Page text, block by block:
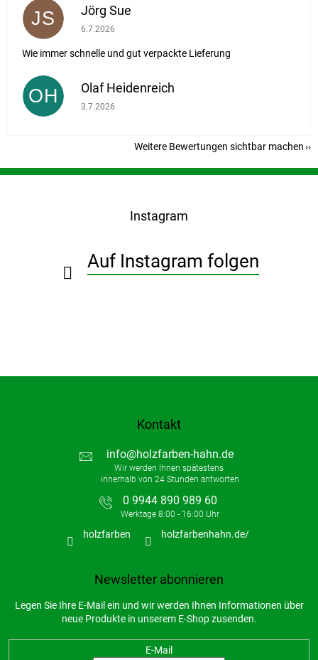
JS Jörg Sue
Die Shop-Bewertung beträgt 5 von 5 Sternen.
6.7.2026
Wie immer schnelle und gut verpackte Lieferung
OH Olaf Heidenreich
Die Shop-Bewertung beträgt 5 von 5 Sternen.
3.7.2026
Weitere Bewertungen sichtbar machen
F
Instagram
Auf Instagram folgen
Kontakt
info@holzfarben-hahn.de
0 9944 890 989 60
holzfarben holzfarbenhahn.de/
Newsletter abonnieren
Legen Sie Ihre E-Mail ein und wir werden Ihnen Informationen über
neue Produkte in unserem E-Shop zusenden.
E-Mail